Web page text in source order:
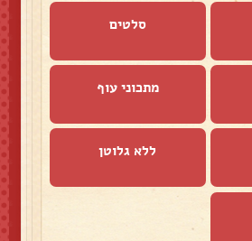
סלטים
מתכוני עוף
ללא גלוטן